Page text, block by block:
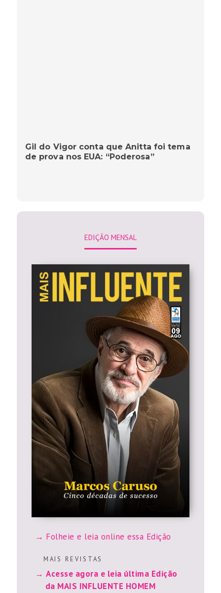
Gil do Vigor conta que Anitta foi tema
de prova nos EUA: “Poderosa”
EDIÇÃO MENSAL
Folheie e leia online essa Edição
M A I S R E V I S T A S
Acesse agora e leia última Edição
da MAIS INFLUENTE HOMEM